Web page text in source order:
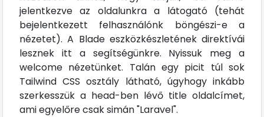
jelentkezve az oldalunkra a látogató (tehát
bejelentkezett felhasználónk böngészi-e a
nézetet). A Blade eszközkészletének direktívái
lesznek itt a segítségünkre. Nyissuk meg a
welcome nézetünket. Talán egy picit túl sok
Tailwind CSS osztály látható, úgyhogy inkább
szerkesszük a head-ben lévő title oldalcímet,
ami egyelőre csak simán "Laravel".